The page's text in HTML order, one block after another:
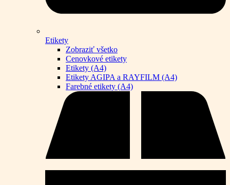
Etikety
Zobraziť všetko
Cenovkové etikety
Etikety (A4)
Etikety AGIPA a RAYFILM (A4)
Farebné etikety (A4)